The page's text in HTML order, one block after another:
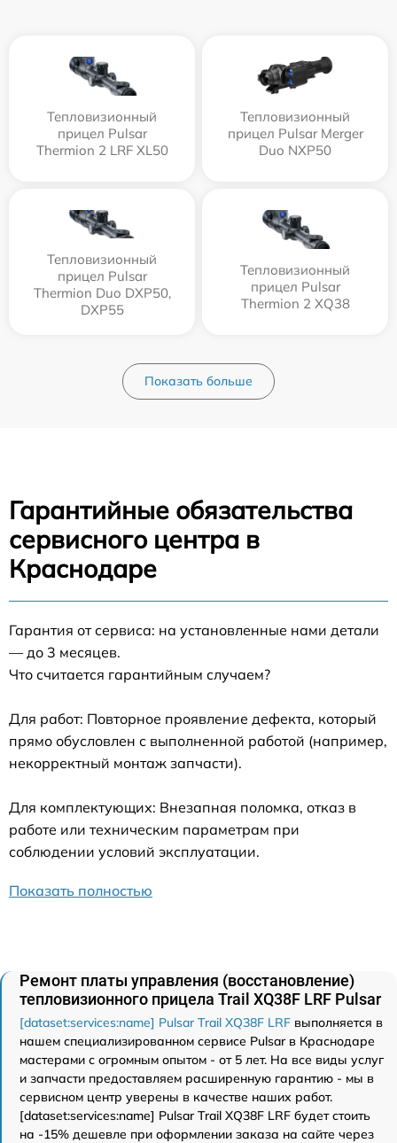
Тепловизионный
прицел Pulsar
Thermion 2 LRF XL50
Тепловизионный
прицел Pulsar Merger
Duo NXP50
Тепловизионный
прицел Pulsar
Thermion Duo DXP50,
DXP55
Тепловизионный
прицел Pulsar
Thermion 2 XQ38
Показать больше
Гарантийные обязательства
сервисного центра в
Краснодаре
Гарантия от сервиса: на установленные нами детали
— до 3 месяцев.
Что считается гарантийным случаем?
Для работ: Повторное проявление дефекта, который
прямо обусловлен с выполненной работой (например,
некорректный монтаж запчасти).
Для комплектующих: Внезапная поломка, отказ в
работе или техническим параметрам при
соблюдении условий эксплуатации.
Показать полностью
Ремонт платы управления (восстановление)
тепловизионного прицела Trail XQ38F LRF Pulsar
[dataset:services:name] Pulsar Trail XQ38F LRF выполняется в
нашем специализированном сервисе Pulsar в Краснодаре
мастерами с огромным опытом - от 5 лет. На все виды услуг
и запчасти предоставляем расширенную гарантию - мы в
сервисном центр уверены в качестве наших работ.
[dataset:services:name] Pulsar Trail XQ38F LRF будет стоить
на -15% дешевле при оформлении заказа на сайте через